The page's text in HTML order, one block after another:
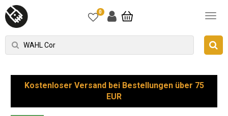
0
Kostenloser Versand bei Bestellungen über 75
EUR